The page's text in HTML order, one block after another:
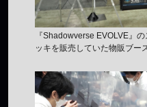
『Shadowverse EVOLVE』
ッキを販売していた物販ブー